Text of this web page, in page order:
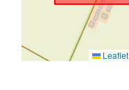
Leaflet